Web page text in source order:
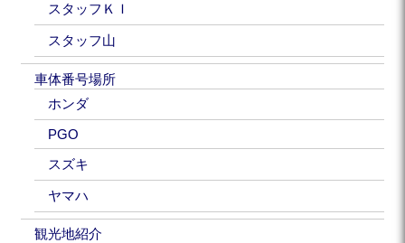
スタッフＫＩ
スタッフ山
車体番号場所
ホンダ
PGO
スズキ
ヤマハ
観光地紹介